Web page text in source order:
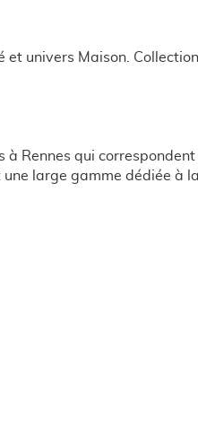
et univers Maison.
Rennes qui
large gamme dédiée à